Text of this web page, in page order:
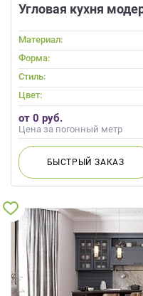
Угловая кухня
Материал:
Форма:
Стиль:
Цвет:
от 0 руб.
Цена за погонный метр
БЫСТРЫЙЗАКАЗ